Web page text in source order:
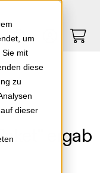
um
Sie mit
diese
zu
dieser
Springe zum Footer
ergab